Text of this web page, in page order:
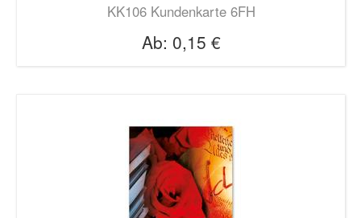
KK106 Kundenkarte 6FH
Ab: 0,15 €